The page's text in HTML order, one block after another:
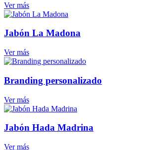
Ver más
Jabón La Madona
Ver más
Branding personalizado
Ver más
Jabón Hada Madrina
Ver más